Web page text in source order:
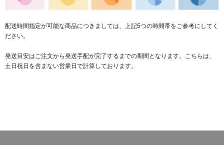
配送時間指定が可能な商品につきましては、上記5つの時間帯をご参考にしてく
ださい。
発送目安はご注文から発送手配が完了するまでの期間となります。こちらは、
土日祝日を含まない営業日で計算しております。